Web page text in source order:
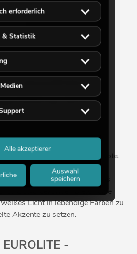
–
leicht
mit den Farbfiltern für
EUROLITE eine individuelle Note.
Club, im Museum oder bei
hochwertigen Farbröhren aus
für Gewerbekunden bieten eine
Licht in lebendige Farben zu
Akzente zu setzen.
-
erforderlich
& Statistik
Auswahl
speichern
Alle akzeptieren